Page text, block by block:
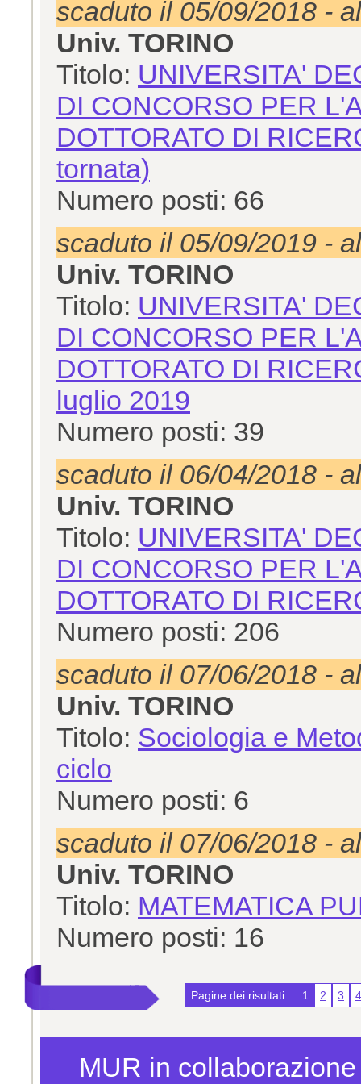
scaduto il 05/09/2018 -
Univ. TORINO
Titolo: UNIVERSITA'
DI CONCORSO PER
DOTTORATO DI
tornata)
Numero posti: 66
scaduto il 05/09/2019 -
Univ. TORINO
Titolo: UNIVERSITA'
DI CONCORSO PER
DOTTORATO DI
luglio 2019
Numero posti: 39
scaduto il 06/04/2018 -
Univ. TORINO
Titolo: UNIVERSITA'
DI CONCORSO PER
DOTTORATO DI
Numero posti: 206
scaduto il 07/06/2018 -
Univ. TORINO
Titolo: Sociologia e
ciclo
Numero posti: 6
scaduto il 07/06/2018 -
Univ. TORINO
Titolo: MATEMATICA
Numero posti: 16
Pagine dei risultati: 1 2 3 4
MUR in